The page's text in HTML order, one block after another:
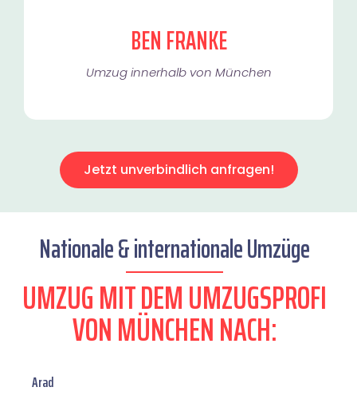
BEN FRANKE
Umzug innerhalb von München​
Jetzt unverbindlich anfragen!
Nationale & internationale Umzüge
UMZUG MIT DEM UMZUGSPROFI
VON MÜNCHEN NACH:
Arad